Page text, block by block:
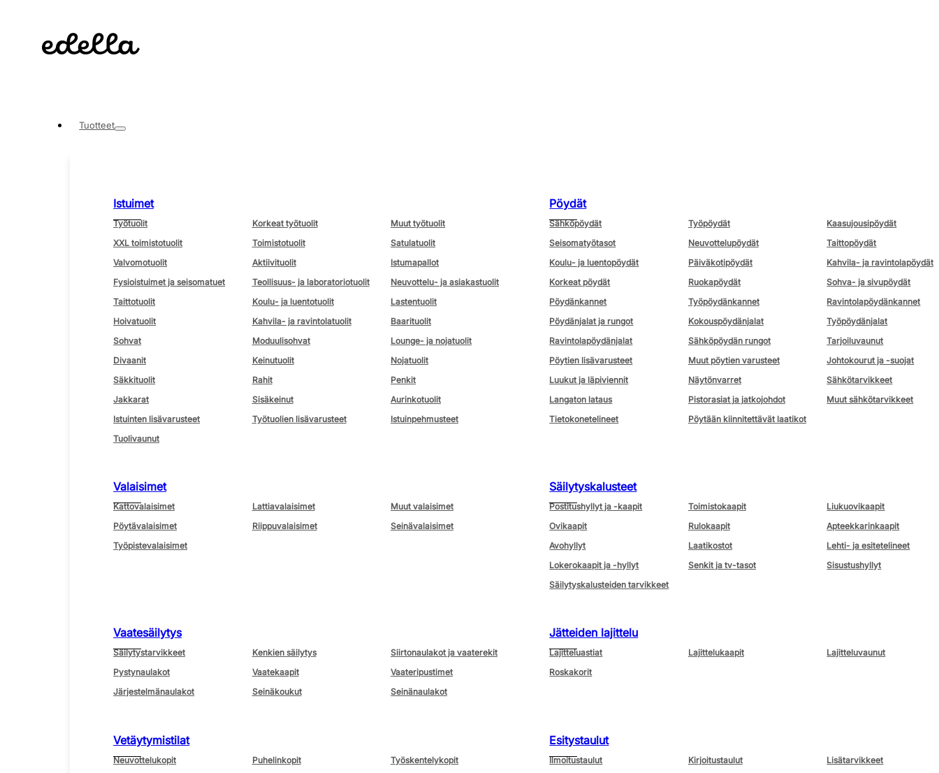
Tuotteet
Istuimet
Työtuolit Korkeat työtuolit
Muut työtuolit
XXL toimistotuolit
Toimistotuolit
Satulatuolit
Valvomotuolit
Aktiivituolit
Istumapallot
Fysioistuimet ja seisomatuet
Teollisuus- ja laboratoriotuolit
Neuvottelu- ja asiakastuolit
Taittotuolit
Koulu- ja luentotuolit
Lastentuolit
Hoivatuolit
Kahvila- ja ravintolatuolit
Baarituolit
Sohvat
Moduulisohvat
Lounge- ja nojatuolit
Divaanit
Keinutuolit
Nojatuolit
Säkkituolit
Rahit
Penkit
Jakkarat
Sisäkeinut
Aurinkotuolit
Istuinten lisävarusteet
Työtuolien lisävarusteet
Istuinpehmusteet
Tuolivaunut
Pöydät
Sähköpöydät Työpöydät
Kaasujousipöydät
Seisomatyötasot
Neuvottelupöydät
Taittopöydät
Koulu- ja luentopöydät
Päiväkotipöydät
Kahvila- ja ravintolapöydät
Korkeat pöydät
Ruokapöydät
Sohva- ja sivupöydät
Pöydänkannet
Työpöydänkannet
Ravintolapöydänkannet
Pöydänjalat ja rungot
Kokouspöydänjalat
Työpöydänjalat
Ravintolapöydänjalat
Sähköpöydän rungot
Tarjoiluvaunut
Pöytien lisävarusteet
Muut pöytien varusteet
Johtokourut ja -suojat
Luukut ja läpiviennit
Näytönvarret
Sähkötarvikkeet
Langaton lataus
Pistorasiat ja jatkojohdot
Muut sähkötarvikkeet
Tietokonetelineet
Pöytään kiinnitettävät laatikot
Valaisimet
Kattovalaisimet Lattiavalaisimet
Muut valaisimet
Pöytävalaisimet
Riippuvalaisimet
Seinävalaisimet
Työpistevalaisimet
Säilytyskalusteet
Postitushyllyt ja -kaapit Toimistokaapit
Liukuovikaapit
Ovikaapit
Rulokaapit
Apteekkarinkaapit
Avohyllyt
Laatikostot
Lehti- ja esitetelineet
Lokerokaapit ja -hyllyt
Senkit ja tv-tasot
Sisustushyllyt
Säilytyskalusteiden tarvikkeet
Vaatesäilytys
Säilytystarvikkeet Kenkien säilytys
Siirtonaulakot ja vaaterekit
Pystynaulakot
Vaatekaapit
Vaateripustimet
Järjestelmänaulakot
Seinäkoukut Seinänaulakot
Jätteiden lajittelu
Lajitteluastiat Lajittelukaapit
Lajitteluvaunut
Roskakorit
Vetäytymistilat
Neuvottelukopit Puhelinkopit Työskentelykopit
Esitystaulut
Ilmoitustaulut Kirjoitustaulut
Lisätarvikkeet